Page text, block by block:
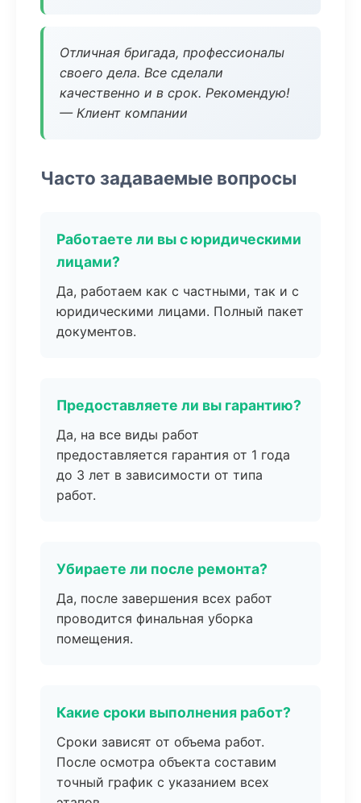
Отличная бригада, профессионалы
своего дела. Все сделали
качественно и в срок. Рекомендую!
— Клиент компании
Часто задаваемые вопросы
Работаете ли вы с юридическими
лицами?
Да, работаем как с частными, так и с
юридическими лицами. Полный пакет
документов.
Предоставляете ли вы гарантию?
Да, на все виды работ
предоставляется гарантия от 1 года
до 3 лет в зависимости от типа
работ.
Убираете ли после ремонта?
Да, после завершения всех работ
проводится финальная уборка
помещения.
Какие сроки выполнения работ?
Сроки зависят от объема работ.
После осмотра объекта составим
точный график с указанием всех